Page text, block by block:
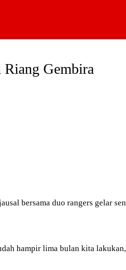
Gembira
bersama duo rangers gelar
hampir lima bulan kita